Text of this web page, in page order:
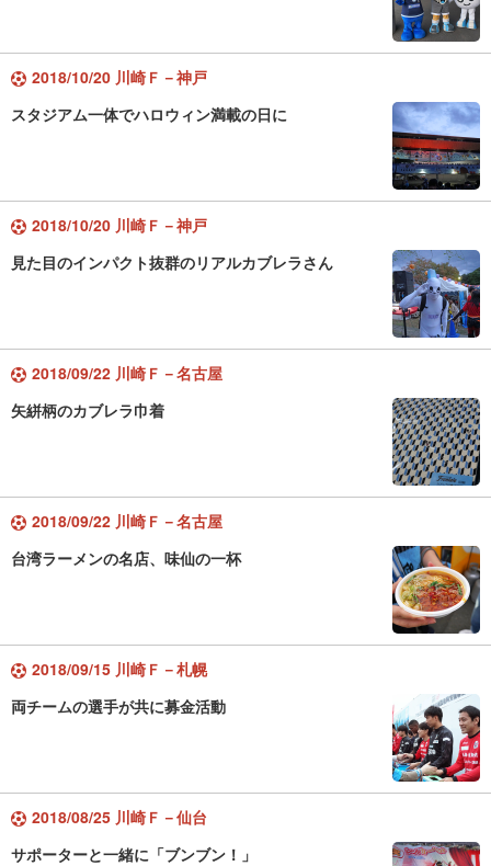
2018/10/20 川崎Ｆ－神戸
スタジアム一体でハロウィン満載の日に
2018/10/20 川崎Ｆ－神戸
見た目のインパクト抜群のリアルカブレラさん
2018/09/22 川崎Ｆ－名古屋
矢絣柄のカブレラ巾着
2018/09/22 川崎Ｆ－名古屋
台湾ラーメンの名店、味仙の一杯
2018/09/15 川崎Ｆ－札幌
両チームの選手が共に募金活動
2018/08/25 川崎Ｆ－仙台
サポーターと一緒に「ブンブン！」